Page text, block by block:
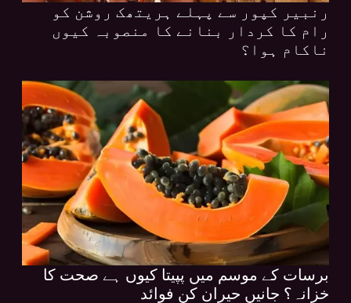
رنبیر کپور سے پہلے ہریتھک روشن کو
رام کا کردار بنانے کا منصوبہ کیوں
ناکام ہوا؟
برسات کے موسم میں پپیتا کیوں ہے صحت کا
خزانہ؟ جانیں حیران کن فوائد